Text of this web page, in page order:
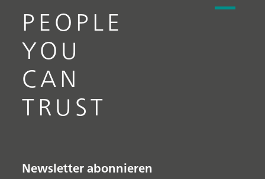
PEOPLE
YOU
CAN
TRUST
Newsletter abonnieren